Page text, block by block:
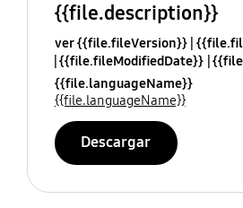
{{file.description}}
ver {{file.fileVersion}}
{{file.fileModifiedDate}}
{{file.languageName}}
{{file.languageName}}
Descargar